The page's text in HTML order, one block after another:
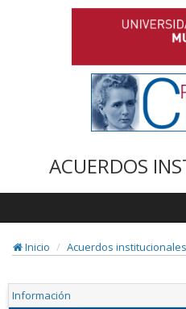
ACUERDOS
Inicio
Acuerdos institucionales
Información